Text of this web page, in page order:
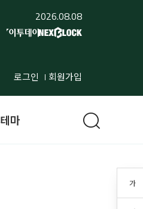
2026.08.08
로그인 회원가입
가
테마